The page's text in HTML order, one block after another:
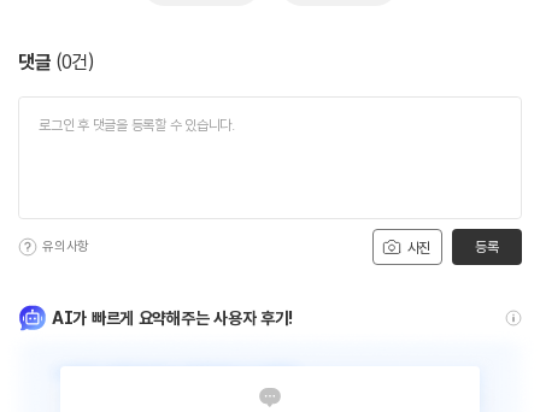
댓글 (0건)
사진
유의사항 등록
AI가 빠르게 요약해주는 사용자 후기!